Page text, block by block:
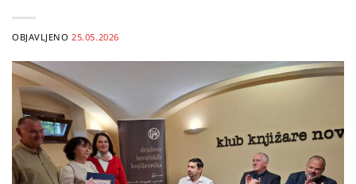
OBJAVLJENO25.05.2026